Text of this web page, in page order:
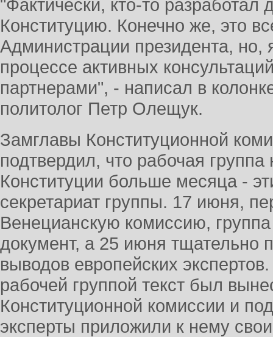
"Фактически, кто-то
Конституцию. Конечно же, это
Администрации президента, но,
процессе активных
партнерами", - написал в
политолог Петр Олещук.
Замглавы Конституционной
подтвердил, что рабочая
Конституции больше месяца -
секретариат группы. 17 июня,
Венецианскую комиссию,
документ, а 25 июня тщательно
выводов европейских
рабочей группой текст был
Конституционной комиссии и
эксперты приложили к нему